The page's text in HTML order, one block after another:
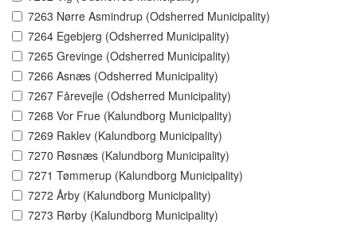
7263 Nørre Asmindrup (Odsherred Municipality)
7264 Egebjerg (Odsherred Municipality)
7265 Grevinge (Odsherred Municipality)
7266 Asnæs (Odsherred Municipality)
7267 Fårevejle (Odsherred Municipality)
7268 Vor Frue (Kalundborg Municipality)
7269 Raklev (Kalundborg Municipality)
7270 Røsnæs (Kalundborg Municipality)
7271 Tømmerup (Kalundborg Municipality)
7272 Årby (Kalundborg Municipality)
7273 Rørby (Kalundborg Municipality)